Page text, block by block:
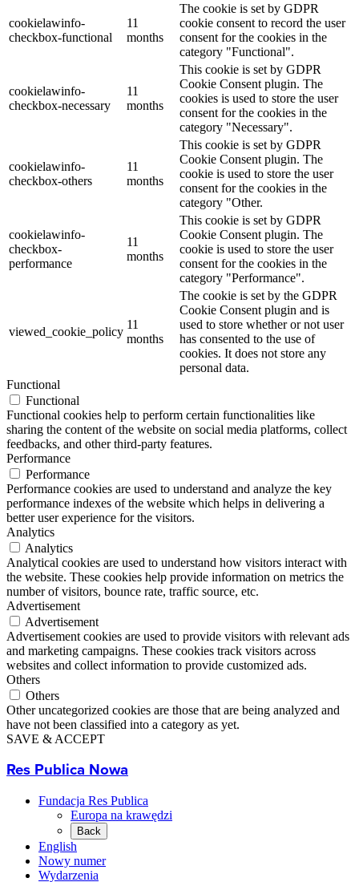
cookielawinfo-
checkbox-functional
11
months
The cookie is set by GDPR
cookie consent to record the user
consent for the cookies in the
category "Functional".
cookielawinfo-
checkbox-necessary
11
months
This cookie is set by GDPR
Cookie Consent plugin. The
cookies is used to store the user
consent for the cookies in the
category "Necessary".
cookielawinfo-
checkbox-others
11
months
This cookie is set by GDPR
Cookie Consent plugin. The
cookie is used to store the user
consent for the cookies in the
category "Other.
cookielawinfo-
checkbox-
performance
11
months
This cookie is set by GDPR
Cookie Consent plugin. The
cookie is used to store the user
consent for the cookies in the
category "Performance".
viewed_cookie_policy
11
months
The cookie is set by the GDPR
Cookie Consent plugin and is
used to store whether or not user
has consented to the use of
cookies. It does not store any
personal data.
Functional
Functional
Functional cookies help to perform certain functionalities like
sharing the content of the website on social media platforms, collect
feedbacks, and other third-party features.
Performance
Performance
Performance cookies are used to understand and analyze the key
performance indexes of the website which helps in delivering a
better user experience for the visitors.
Analytics
Analytics
Analytical cookies are used to understand how visitors interact with
the website. These cookies help provide information on metrics the
number of visitors, bounce rate, traffic source, etc.
Advertisement
Advertisement
Advertisement cookies are used to provide visitors with relevant ads
and marketing campaigns. These cookies track visitors across
websites and collect information to provide customized ads.
Others
Others
Other uncategorized cookies are those that are being analyzed and
have not been classified into a category as yet.
SAVE & ACCEPT
Res Publica Nowa
Fundacja Res Publica
Europa na krawędzi
Back
English
Nowy numer
Wydarzenia